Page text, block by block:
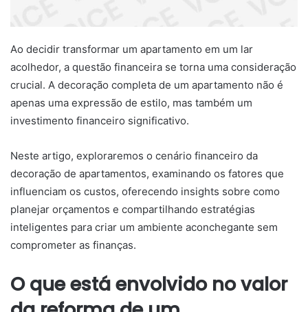
Ao decidir transformar um apartamento em um lar
acolhedor, a questão financeira se torna uma consideração
crucial. A decoração completa de um apartamento não é
apenas uma expressão de estilo, mas também um
investimento financeiro significativo.
Neste artigo, exploraremos o cenário financeiro da
decoração de apartamentos, examinando os fatores que
influenciam os custos, oferecendo insights sobre como
planejar orçamentos e compartilhando estratégias
inteligentes para criar um ambiente aconchegante sem
comprometer as finanças.
O que está envolvido no valor